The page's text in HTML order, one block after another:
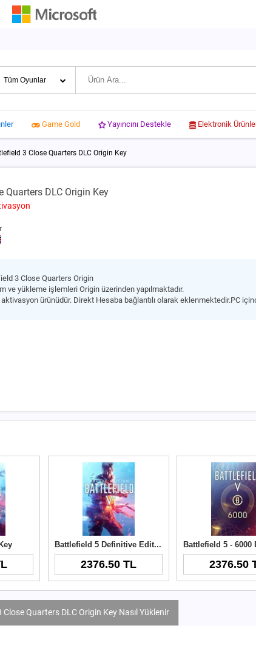
Game Gold Yayıncını Destekle Elektronik
3 Close Quarters DLC Origin Key
Quarters DLC Origin Key
3 Close Quarters Origin
ve yükleme işlemleri Origin üzerinden yapılmaktadır.
ürünüdür. Direkt Hesaba bağlantılı olarak eklenmektedir.PC
Battlefield 5 Definitive Edition Origin Key
2376.50 TL 2376.50
Quarters DLC Origin Key Nasıl Yüklenir